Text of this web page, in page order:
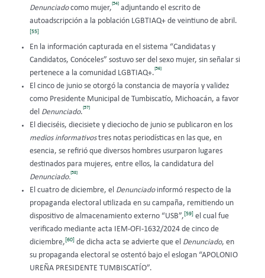
Denunciadocomo mujer,
[54]
adjuntando el escrito de
autoadscripción a la población LGBTIAQ+ de veintiuno de abril.
[55]
En la información capturada en el sistema “Candidatas y
Candidatos, Conóceles” sostuvo ser del sexo mujer, sin señalar si
pertenece a la comunidad LGBTIAQ+.
[56]
El cinco de junio se otorgó la constancia de mayoría y validez
como Presidente Municipal de Tumbiscatío, Michoacán, a favor
del Denunciado.
[57]
El dieciséis, diecisiete y dieciocho de junio se publicaron en los
medios informativostres notas periodísticas en las que, en
esencia, se refirió que diversos hombres usurparon lugares
destinados para mujeres, entre ellos, la candidatura del
Denunciado.
[58]
El cuatro de diciembre, el Denunciado informó respecto de la
propaganda electoral utilizada en su campaña, remitiendo un
dispositivo de almacenamiento externo “USB”,[59] el cual fue
verificado mediante acta IEM-OFI-1632/2024 de cinco de
diciembre,[60] de dicha acta se advierte que el Denunciado, en
su propaganda electoral se ostentó bajo el eslogan “APOLONIO
UREÑA PRESIDENTE TUMBISCATÍO”.